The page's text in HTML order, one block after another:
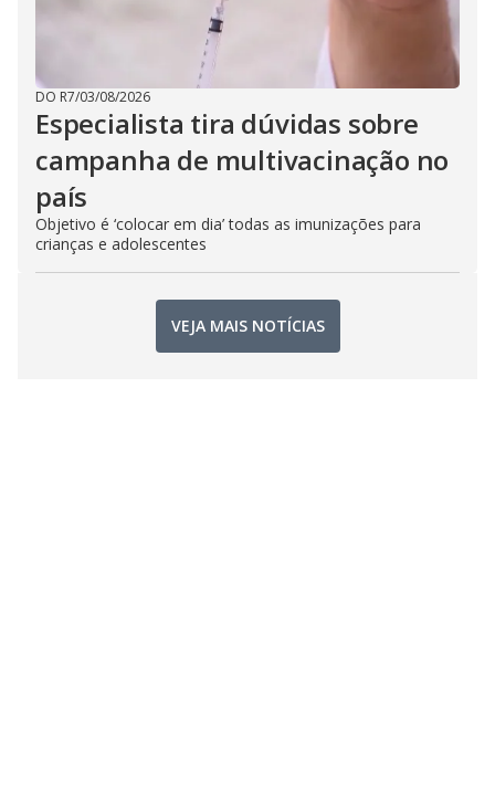
DO R7/03/08/2026
Especialista tira dúvidas sobre
campanha de multivacinação no
país
Objetivo é ‘colocar em dia’ todas as imunizações para
crianças e adolescentes
VEJA MAIS NOTÍCIAS